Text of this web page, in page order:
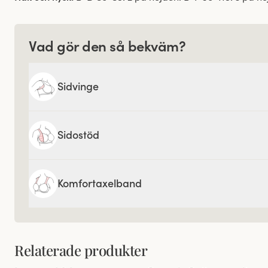
Vad gör den så bekväm?
Sidvinge
Sidostöd
Komfortaxelband
Relaterade produkter